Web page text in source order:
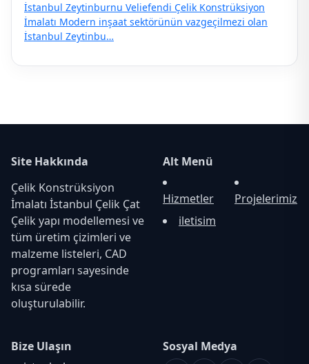
İstanbul Zeytinburnu Veliefendi Çelik Konstrüksiyon
İmalatı Modern inşaat sektörünün vazgeçilmezi olan
İstanbul Zeytinbu…
Site Hakkında
Çelik Konstrüksiyon
İmalatı İstanbul Çelik Çat
Çelik yapı modellemesi ve
tüm üretim çizimleri ve
malzeme listeleri, CAD
programları sayesinde
kısa sürede
oluşturulabilir.
Alt Menü
Hizmetler
Projelerimiz
iletisim
Bize Ulaşın
Sosyal Medya